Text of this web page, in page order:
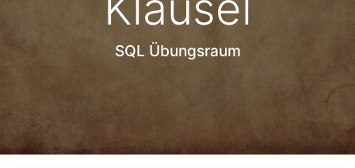
SQL Übungsraum